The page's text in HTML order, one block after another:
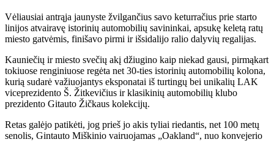
Vėliausiai antrąja jaunyste žvilgančius savo keturračius prie starto
linijos atvairavę istorinių automobilių savininkai, apsukę keletą ratų
miesto gatvėmis, finišavo pirmi ir išsidalijo ralio dalyvių regalijas.
Kauniečių ir miesto svečių akį džiugino kaip niekad gausi, pirmąkart
tokiuose renginiuose regėta net 30-ties istorinių automobilių kolona,
kurią sudarė važiuojantys eksponatai iš turtingų bei unikalių LAK
viceprezidento Š. Žitkevičius ir klasikinių automobilių klubo
prezidento Gitauto Žičkaus kolekcijų.
Retas galėjo patikėti, jog prieš jo akis tyliai riedantis, net 100 metų
senolis, Gintauto Miškinio vairuojamas „Oakland“, nuo konvejerio